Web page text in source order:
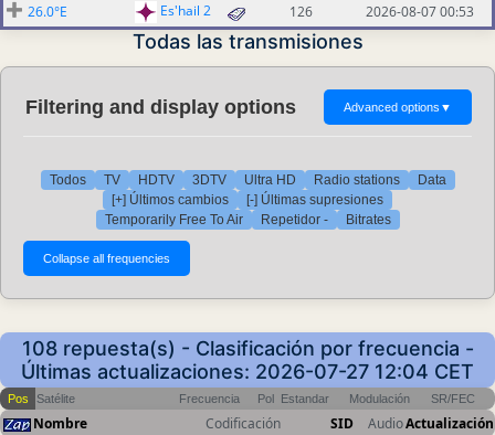
26.0°E
Es'hail 2 126 2026-08-07 00:53
Todas las transmisiones
Filtering and display options Advanced options ▼
Todos TV HDTV 3DTV Ultra HD Radio stations
Data
[+] Últimos cambios
[-] Últimas supresiones
Temporarily Free To Air
Repetidor - Bitrates
108 repuesta(s) - Clasificación por frecuencia -
Últimas actualizaciones: 2026-07-27 12:04 CET
Pos Satélite Frecuencia Pol Estandar Modulación SR/FEC
Nombre Codificación SID AudioActualización